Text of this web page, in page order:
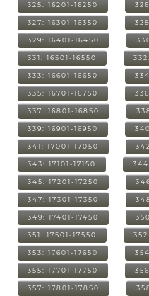
325: 16201-16250
327: 16301-16350
329: 16401-16450
331: 16501-16550
333: 16601-16650
335: 16701-16750
337: 16801-16850
339: 16901-16950
341: 17001-17050
343: 17101-17150
345: 17201-17250
347: 17301-17350
349: 17401-17450
351: 17501-17550
353: 17601-17650
355: 17701-17750
357: 17801-17850